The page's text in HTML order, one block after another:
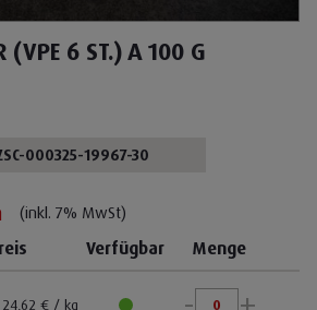
(VPE 6 ST.) A 100 G
000325-19967-30
(inkl. 7% MwSt)
Verfügbar Menge
24,62 € / kg